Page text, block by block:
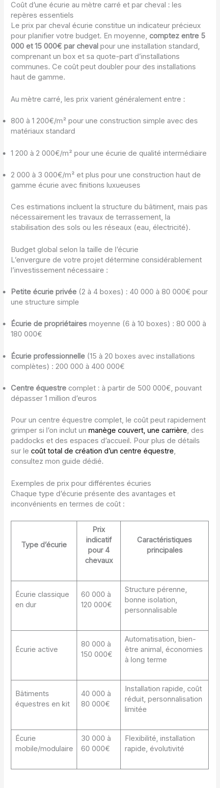
Coût d’une écurie au mètre carré et par cheval : les
repères essentiels
Le prix par cheval écurie constitue un indicateur précieux
pour planifier votre budget. En moyenne,comptez entre 5
000 et 15 000€ par cheval pour une installation standard,
comprenant un box et sa quote-part d’installations
communes. Ce coût peut doubler pour des installations
haut de gamme.
Au mètre carré, les prix varient généralement entre :
800 à 1 200€/m² pour une construction simple avec des
matériaux standard
1 200 à 2 000€/m² pour une écurie de qualité intermédiaire
2 000 à 3 000€/m² et plus pour une construction haut de
gamme écurie avec finitions luxueuses
Ces estimations incluent la structure du bâtiment, mais pas
nécessairement les travaux de terrassement, la
stabilisation des sols ou les réseaux (eau, électricité).
Budget global selon la taille de l’écurie
L’envergure de votre projet détermine considérablement
l’investissement nécessaire :
Petite écurie privée (2 à 4 boxes) : 40 000 à 80 000€ pour
une structure simple
Écurie de propriétaires moyenne (6 à 10 boxes) : 80 000 à
180 000€
Écurie professionnelle (15 à 20 boxes avec installations
complètes) : 200 000 à 400 000€
Centre équestre complet : à partir de 500 000€, pouvant
dépasser 1 million d’euros
Pour un centre équestre complet, le coût peut rapidement
grimper si l’on inclut unmanège couvert, une carrière, des
paddocks et des espaces d’accueil. Pour plus de détails
sur lecoût total de création d’un centre équestre,
consultez mon guide dédié.
Exemples de prix pour différentes écuries
Chaque type d’écurie présente des avantages et
inconvénients en termes de coût :
Type d’écurie
Prix
indicatif
pour 4
chevaux
Caractéristiques
principales
Écurie classique
en dur
60 000 à
120 000€
Structure pérenne,
bonne isolation,
personnalisable
Écurie active
80 000 à
150 000€
Automatisation, bien-
être animal, économies
à long terme
Bâtiments
équestres en kit
40 000 à
80 000€
Installation rapide, coût
réduit, personnalisation
limitée
Écurie
mobile/modulaire
30 000 à
60 000€
Flexibilité, installation
rapide, évolutivité